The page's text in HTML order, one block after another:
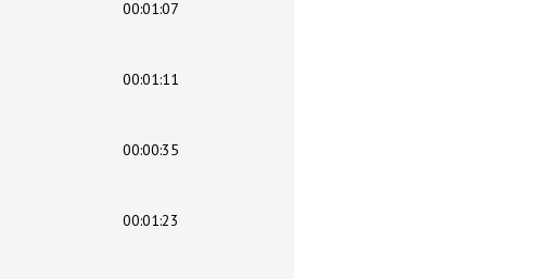
00:01:07
00:01:11
00:00:35
00:01:23